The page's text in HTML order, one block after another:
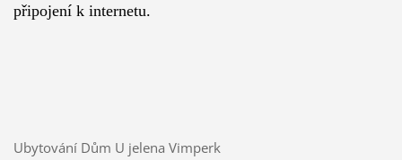
připojení k internetu.
Ubytování Dům U jelena Vimperk